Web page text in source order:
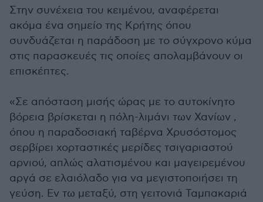
Στην συνέχεια του κειμένου, αναφέρεται
ακόμα ένα σημείο της Κρήτης όπου
συνδυάζεται η παράδοση με το σύγχρονο κύμα
στις παρασκευές τις οποίες απολαμβάνουν οι
επισκέπτες.
«Σε απόσταση μισής ώρας με το αυτοκίνητο
βόρεια βρίσκεται η πόλη-λιμάνι των Χανίων ,
όπου η παραδοσιακή ταβέρνα Χρυσόστομος
σερβίρει χορταστικές μερίδες τσιγαριαστού
αρνιού, απλώς αλατισμένου και μαγειρεμένου
αργά σε ελαιόλαδο για να μεγιστοποιήσει τη
γεύση. Εν τω μεταξύ, στη γειτονιά Ταμπακαριά